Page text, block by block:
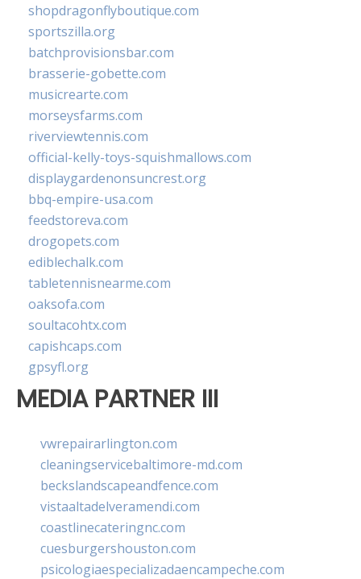
shopdragonflyboutique.com
sportszilla.org
batchprovisionsbar.com
brasserie-gobette.com
musicrearte.com
morseysfarms.com
riverviewtennis.com
official-kelly-toys-squishmallows.com
displaygardenonsuncrest.org
bbq-empire-usa.com
feedstoreva.com
drogopets.com
ediblechalk.com
tabletennisnearme.com
oaksofa.com
soultacohtx.com
capishcaps.com
gpsyfl.org
MEDIA PARTNER III
vwrepairarlington.com
cleaningservicebaltimore-md.com
beckslandscapeandfence.com
vistaaltadelveramendi.com
coastlinecateringnc.com
cuesburgershouston.com
psicologiaespecializadaencampeche.com